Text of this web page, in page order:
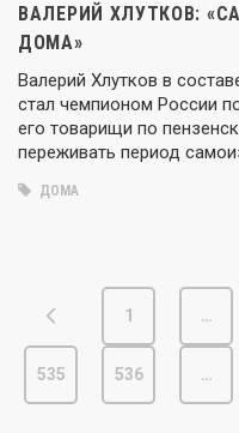
ВАЛЕРИЙ ХЛУТКОВ:
ДОМА»
Валерий Хлутков в
стал чемпионом России
его товарищи по
переживать период
ДОМА
1 …
535 536 …